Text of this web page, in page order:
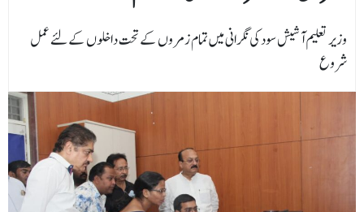
وزیر تعلیم آشیش سود کی نگرانی میں تمام زمروں کے تحت داخلوں کےلئے عمل
شروع